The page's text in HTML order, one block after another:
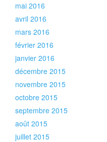
mai 2016
avril 2016
mars 2016
février 2016
janvier 2016
décembre 2015
novembre 2015
octobre 2015
septembre 2015
août 2015
juillet 2015